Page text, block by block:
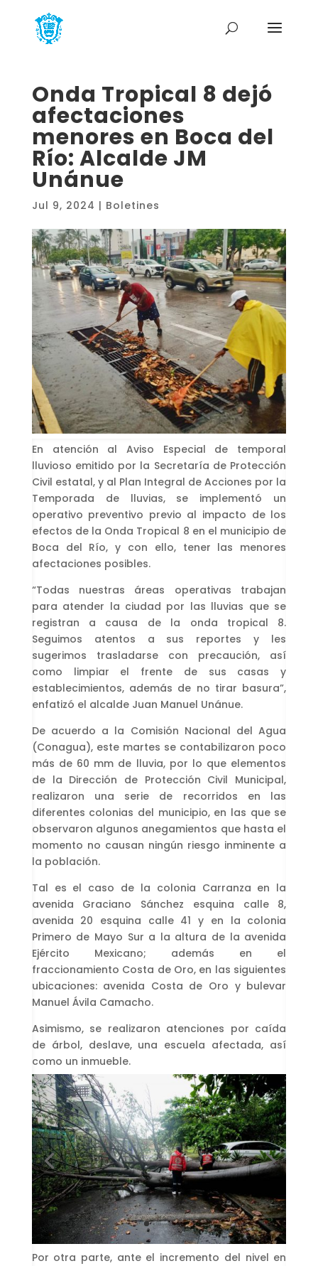
Onda Tropical 8 dejó
afectaciones
menores en Boca del
Río: Alcalde JM
Unánue
Jul 9, 2024 | Boletines
En atención al Aviso Especial de temporal
lluvioso emitido por la Secretaría de Protección
Civil estatal, y al Plan Integral de Acciones por la
Temporada de lluvias, se implementó un
operativo preventivo previo al impacto de los
efectos de la Onda Tropical 8 en el municipio de
Boca del Río, y con ello, tener las menores
afectaciones posibles.
“Todas nuestras áreas operativas trabajan
para atender la ciudad por las lluvias que se
registran a causa de la onda tropical 8.
Seguimos atentos a sus reportes y les
sugerimos trasladarse con precaución, así
como limpiar el frente de sus casas y
establecimientos, además de no tirar basura”,
enfatizó el alcalde Juan Manuel Unánue.
De acuerdo a la Comisión Nacional del Agua
(Conagua), este martes se contabilizaron poco
más de 60 mm de lluvia, por lo que elementos
de la Dirección de Protección Civil Municipal,
realizaron una serie de recorridos en las
diferentes colonias del municipio, en las que se
observaron algunos anegamientos que hasta el
momento no causan ningún riesgo inminente a
la población.
Tal es el caso de la colonia Carranza en la
avenida Graciano Sánchez esquina calle 8,
avenida 20 esquina calle 41 y en la colonia
Primero de Mayo Sur a la altura de la avenida
Ejército Mexicano; además en el
fraccionamiento Costa de Oro, en las siguientes
ubicaciones: avenida Costa de Oro y bulevar
Manuel Ávila Camacho.
Asimismo, se realizaron atenciones por caída
de árbol, deslave, una escuela afectada, así
como un inmueble.
Por otra parte, ante el incremento del nivel en